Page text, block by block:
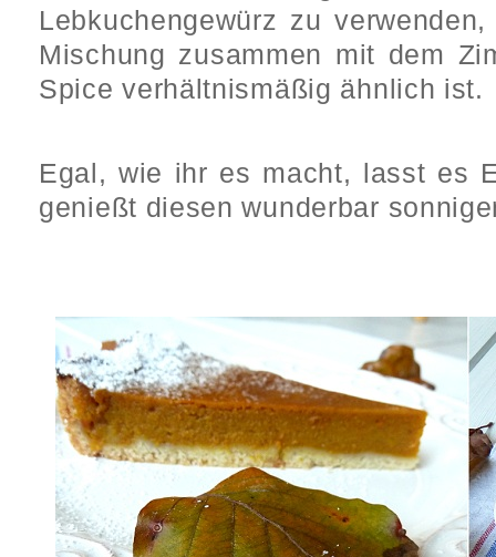
Lebkuchengewürz zu
Mischung zusammen mit dem
Spice verhältnismäßig ähnlich ist.
Egal, wie ihr es macht, lasst es
genießt diesen wunderbar